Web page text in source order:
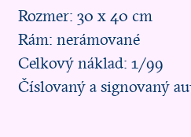
Rozmer: 30 x 40 cm
Rám: nerámované
Celkový náklad: 1/99
Číslovaný a signovaný